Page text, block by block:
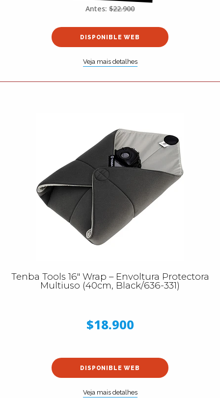
Antes: $22.900
DISPONIBLE WEB
Veja mais detalhes
Tenba Tools 16″ Wrap – Envoltura Protectora
Multiuso (40cm, Black/636-331)
$18.900
DISPONIBLE WEB
Veja mais detalhes